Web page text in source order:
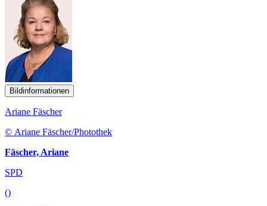
Bildinformationen
Ariane Fäscher
© Ariane Fäscher/Photothek
Fäscher, Ariane
SPD
()